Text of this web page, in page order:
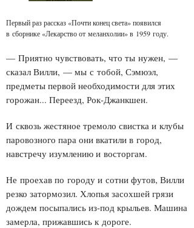
Первый раз рассказ «Почти конец света» появился
в сборнике «Лекарство от меланхолии» в 1959 году.
— Приятно чувствовать, что ты нужен, —
сказал Вилли, — мы с тобой, Сэмюэл,
предметы первой необходимости для этих
горожан... Переезд, Рок-Джанкшен.
И сквозь жестяное тремоло свистка и клубы
паровозного пара они вкатили в город,
навстречу изумлению и восторгам.
Не проехав по городу и сотни футов, Вилли
резко затормозил. Хлопья засохшей грязи
дождем посыпались из-под крыльев. Машина
замерла, прижавшись к дороге.